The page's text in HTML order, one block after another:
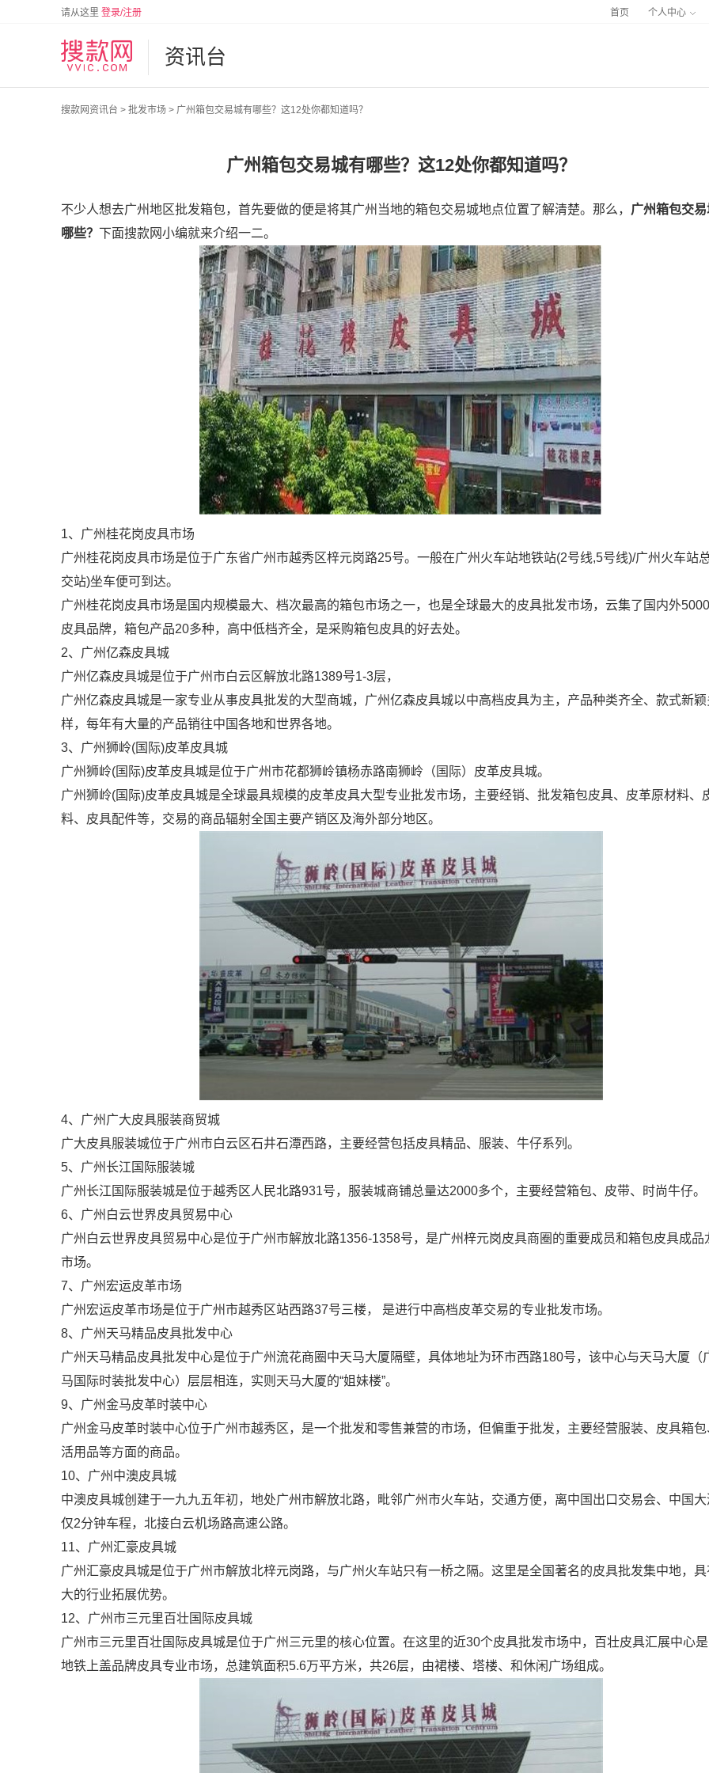
请从这里 登录/注册 首页 个人中心
资讯台
搜款网资讯台 > 批发市场 > 广州箱包交易城有哪些？这12处你都知道吗？
广州箱包交易城有哪些？这12处你都知道吗？
不少人想去广州地区批发箱包，首先要做的便是将其广州当地的箱包交易城地点位置了解清楚。那么， 广州箱包交
哪些？ 下面搜款网小编就来介绍一二。
1、 广州桂花岗皮具市场
广州桂花岗皮具市场是位于广东省广州市越秀区梓元岗路25号。一般在广州火车站地铁站(2号线,5号线)/广州火车站
交站)坐车便可到达。
广州桂花岗皮具市场是国内规模最大、档次最高的箱包市场之一，也是全球最大的皮具批发市场，云集了国内外5000
皮具品牌，箱包产品20多种，高中低档齐全，是采购箱包皮具的好去处。
2、 广州亿森皮具城
广州亿森皮具城是位于广州市白云区解放北路1389号1-3层，
广州亿森皮具城是一家专业从事皮具批发的大型商城，广州亿森皮具城以中高档皮具为主，产品种类齐全、款式新颖
样，每年有大量的产品销往中国各地和世界各地。
3、 广州狮岭(国际)皮革皮具城
广州狮岭(国际)皮革皮具城是位于广州市花都狮岭镇杨赤路南狮岭（国际）皮革皮具城。
广州狮岭(国际)皮革皮具城是全球最具规模的皮革皮具大型专业批发市场，主要经销、批发箱包皮具、皮革原材料、
料、皮具配件等，交易的商品辐射全国主要产销区及海外部分地区。
4、广州广大皮具服装商贸城
广大皮具服装城位于广州市白云区石井石潭西路，主要经营包括皮具精品、服装、牛仔系列。
5、广州长江国际服装城
广州长江国际服装城是位于越秀区人民北路931号，服装城商铺总量达2000多个，主要经营箱包、皮带、时尚牛仔。
6、广州白云世界皮具贸易中心
广州白云世界皮具贸易中心是位于广州市解放北路1356-1358号，是广州梓元岗皮具商圈的重要成员和箱包皮具成品
市场。
7、广州宏运皮革市场
广州宏运皮革市场是位于广州市越秀区站西路37号三楼， 是进行中高档皮革交易的专业批发市场。
8、广州天马精品皮具批发中心
广州天马精品皮具批发中心是位于广州流花商圈中天马大厦隔壁，具体地址为环市西路180号，该中心与天马大厦（
马国际时装批发中心）层层相连，实则天马大厦的“姐妹楼”。
9、广州金马皮革时装中心
广州金马皮革时装中心位于广州市越秀区，是一个批发和零售兼营的市场，但偏重于批发，主要经营服装、皮具箱包
活用品等方面的商品。
10、广州中澳皮具城
中澳皮具城创建于一九九五年初，地处广州市解放北路，毗邻广州市火车站，交通方便，离中国出口交易会、中国大
仅2分钟车程，北接白云机场路高速公路。
11、广州汇豪皮具城
广州汇豪皮具城是位于广州市解放北梓元岗路，与广州火车站只有一桥之隔。这里是全国著名的皮具批发集中地，具
大的行业拓展优势。
12、广州市三元里百壮国际皮具城
广州市三元里百壮国际皮具城是位于广州三元里的核心位置。在这里的近30个皮具批发市场中，百壮皮具汇展中心
地铁上盖品牌皮具专业市场，总建筑面积5.6万平方米，共26层，由裙楼、塔楼、和休闲广场组成。